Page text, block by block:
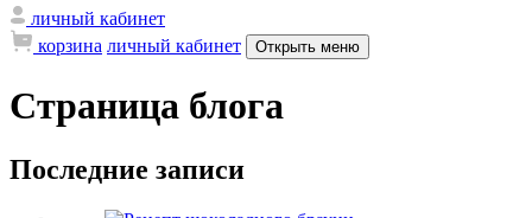
личный кабинет
корзина личный кабинет Открыть меню
Страница блога
Последние записи